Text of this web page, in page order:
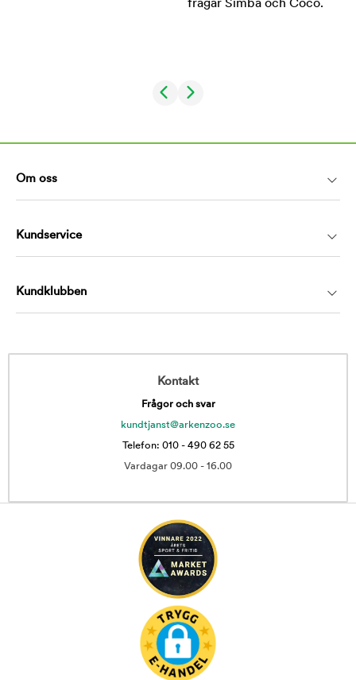
Om oss
Kundservice
Kundklubben
Kontakt
Frågor och svar
kundtjanst@arkenzoo.se
Telefon: 010 - 490 62 55
Vardagar 09.00 - 16.00